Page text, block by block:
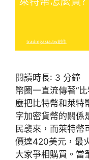
閱讀時長: 3 分鐘
幣圈一直流傳著“
麼把比特幣和萊特
字加密貨幣的關係
民襲來，而萊特幣
價達420美元，最
大家爭相購買。當